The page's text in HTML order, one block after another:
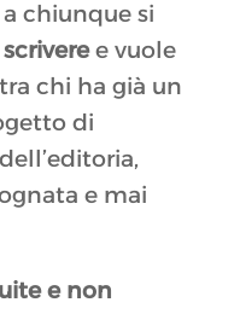
chiunque si
e vuole
chi ha già un
di
e mai
e non